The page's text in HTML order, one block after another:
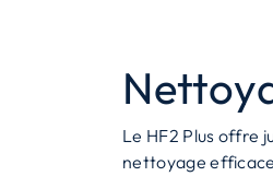
Le HF2 Plus offre
nettoyage